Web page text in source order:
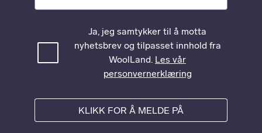
Ja, jeg samtykker til å motta
nyhetsbrev og tilpasset innhold fra
WoolLand. Les vår
personvernerklæring
KLIKK FOR Å MELDE PÅ